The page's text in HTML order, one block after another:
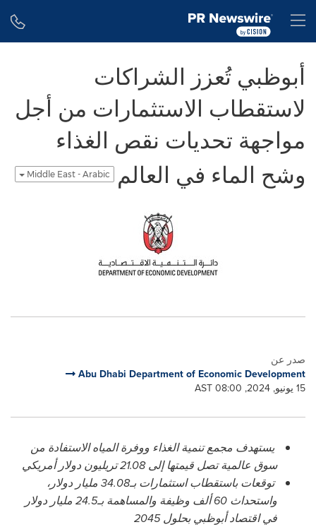
أبوظبي تُعزز الشراكات
لاستقطاب الاستثمارات من أجل
مواجهة تحديات نقص الغذاء
وشح الماء في العالم
Middle East - Arabic
صدر عن
Abu Dhabi Department of Economic Development
15 يونيو, 2024, 08:00 AST
يستهدف مجمع تنمية الغذاء ووفرة المياه الاستفادة من
سوق عالمية تصل قيمتها إلى 21.08 تريليون دولار أمريكي
توقعات باستقطاب استثمارات بـ34.08 مليار دولار،
واستحداث 60 ألف وظيفة والمساهمة بـ24.5 مليار دولار
في اقتصاد أبوظبي بحلول 2045